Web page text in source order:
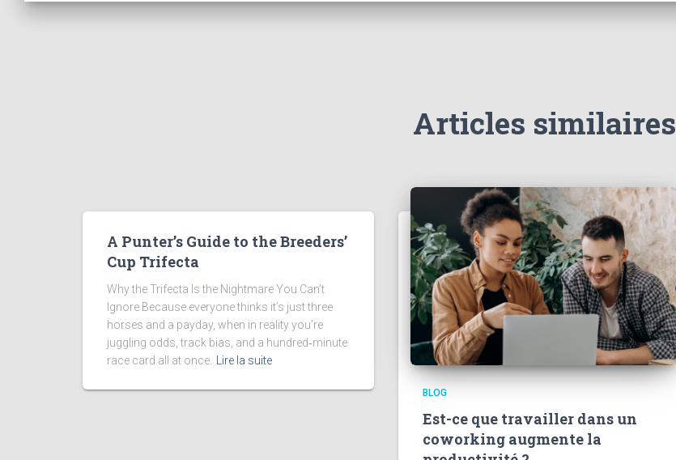
c
o
v
r
e
z
Articles similaires
A Punter’s Guide to the Breeders’
Cup Trifecta
Why the Trifecta Is the Nightmare You Can’t
Ignore Because everyone thinks it’s just three
horses and a payday, when in reality you’re
juggling odds, track bias, and a hundred‑minute
race card all at once.
Lire la suite
BLOG
Est-ce que travailler dans un
coworking augmente la